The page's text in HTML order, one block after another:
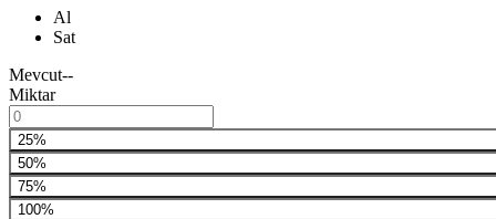
Al
Sat
Mevcut--
Miktar
25%
50%
75%
100%